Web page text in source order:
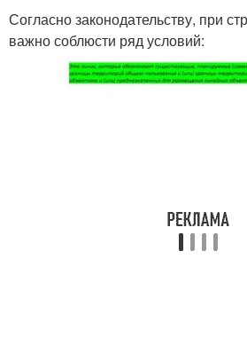
Согласно законодательству, при
важно соблюсти ряд условий: